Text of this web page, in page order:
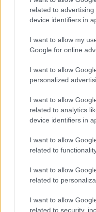
related to
device identifiers in
I want to allow my
Google for online
I want to allow
personalized
I want to allow
related to analytics
device identifiers in
I want to allow
related to
I want to allow
related to
I want to allow
related to security,
διαμονής στην
εισοδηματικά και
Δικαιούχος έλαβε
υποβάλει τη
δικαιούχου,
του, αποδείκνυαν
για μόλις 9 χρόνια.
εμπλεκόμενοι
μικροσκόπιο των
καταλογισμοί και
προβλεπόμενη